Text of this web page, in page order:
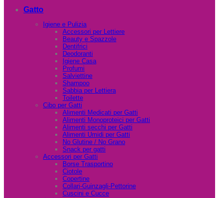
Gatto
Igiene e Pulizia
Accessori per Lettiere
Beauty e Spazzole
Dentifrici
Deodoranti
Igiene Casa
Profumi
Salviettine
Shampoo
Sabbia per Lettiera
Toilette
Cibo per Gatti
Alimenti Medicati per Gatti
Alimenti Monoproteici per Gatti
Alimenti secchi per Gatti
Alimenti Umidi per Gatti
No Glutine / No Grano
Snack per gatti
Accessori per Gatti
Borse Trasportino
Ciotole
Copertine
Collari-Guinzagli-Pettorine
Cuscini e Cucce